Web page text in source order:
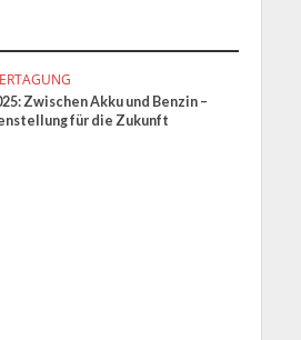
Zwischen Akku und Benzin –
für die Zukunft